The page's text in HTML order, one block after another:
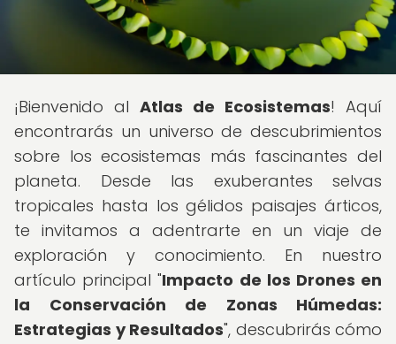
¡Bienvenido al Atlas de Ecosistemas! Aquí
encontrarás un universo de descubrimientos
sobre los ecosistemas más fascinantes del
planeta. Desde las exuberantes selvas
tropicales hasta los gélidos paisajes árticos,
te invitamos a adentrarte en un viaje de
exploración y conocimiento. En nuestro
artículo principal "Impacto de los Drones en
la Conservación de Zonas Húmedas:
Estrategias y Resultados", descubrirás cómo